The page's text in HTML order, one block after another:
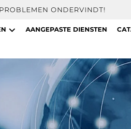
ONDERVINDT!
AANGEPASTE DIENSTEN